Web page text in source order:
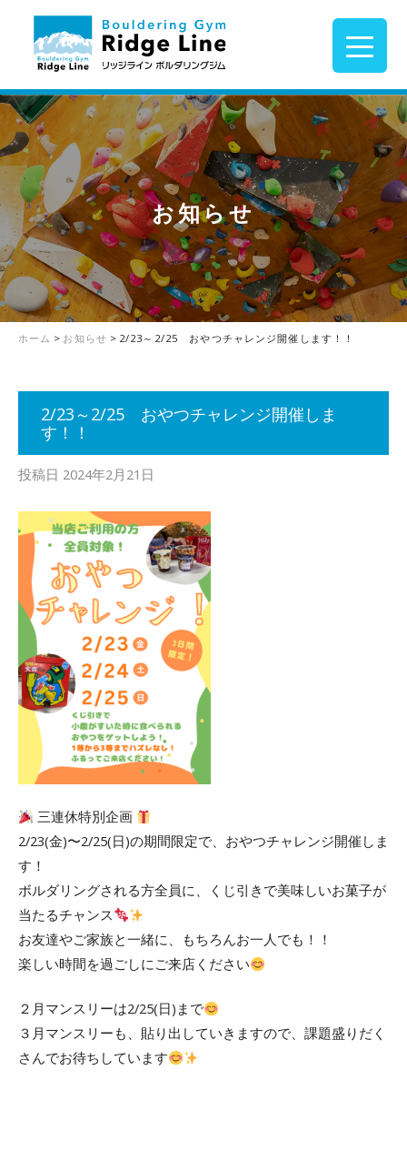
お知らせ
ホーム > お知らせ > 2/23～2/25 おやつチャレンジ開催します！！
2/23～2/25 おやつチャレンジ開催しま
す！！
投稿日 2024年2月21日
三連休特別企画
2/23(金)〜2/25(日)の期間限定で、おやつチャレンジ開催しま
す！
ボルダリングされる方全員に、くじ引きで美味しいお菓子が
当たるチャンス
お友達やご家族と一緒に、もちろんお一人でも！！
楽しい時間を過ごしにご来店ください
２月マンスリーは2/25(日)まで
３月マンスリーも、貼り出していきますので、課題盛りだく
さんでお待ちしています